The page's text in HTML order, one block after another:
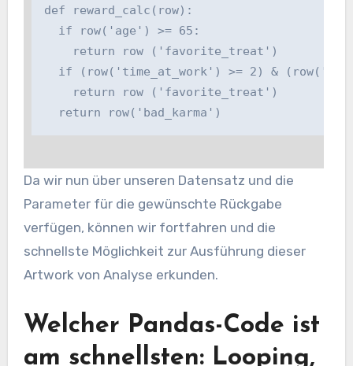
def reward_calc(row):
  if row('age') >= 65:
    return row ('favorite_treat')
if (row('time_at_work') >= 2) &
    return row ('favorite_treat')
  return row('bad_karma')
Da wir nun über unseren Datensatz und die
Parameter für die gewünschte Rückgabe
verfügen, können wir fortfahren und die
schnellste Möglichkeit zur Ausführung dieser
Artwork von Analyse erkunden.
Welcher Pandas-Code ist
am schnellsten: Looping,